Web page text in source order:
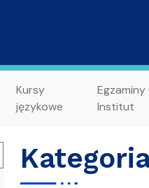
Kursy
językowe
Institut
Search